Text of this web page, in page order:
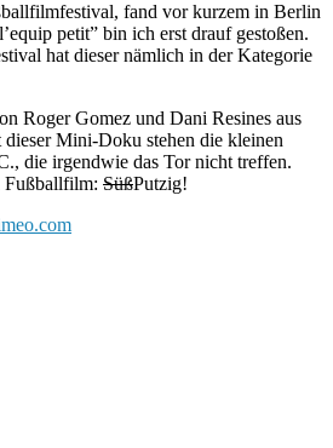
fand vor kurzem in Berlin
petit” bin ich erst drauf gestoßen.
hat dieser nämlich in der Kategorie
Roger Gomez und Dani Resines aus
Mini-Doku stehen die kleinen
die irgendwie das Tor nicht treffen.
Fußballfilm: SüßPutzig!